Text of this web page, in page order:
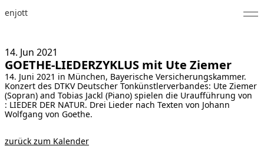
enjott
Selected Works
Werkverzeichnis
About
Fotos
14. Jun 2021
GOETHE-LIEDERZYKLUS mit Ute Ziemer
14. Juni 2021 in München, Bayerische Versicherungskammer.
Konzert des DTKV Deutscher Tonkünstlerverbandes: Ute Ziemer
(Sopran) and Tobias Jackl (Piano) spielen die Uraufführung von
: LIEDER DER NATUR. Drei Lieder nach Texten von Johann
Wolfgang von Goethe.
zurück zum Kalender